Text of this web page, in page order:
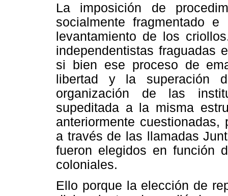
La imposición de
socialmente fragmentado
levantamiento de los
independentistas fraguadas
si bien ese proceso de
libertad y la superación
organización de las
supeditada a la misma
anteriormente
a través de las llamadas
fueron elegidos en función
coloniales.
Ello porque la elección de